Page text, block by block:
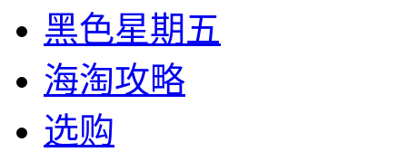
黑色星期五
海淘攻略
选购